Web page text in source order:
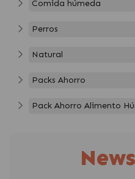
Comida húmeda
Perros
Natural
Packs Ahorro
Pack Ahorro Alimento